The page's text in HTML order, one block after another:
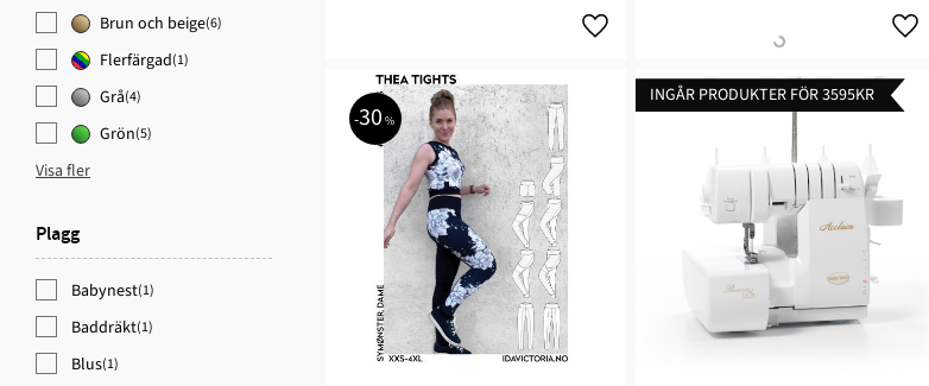
Brun och beige(6)
Flerfärgad(1)
Grå(4)
Grön(5)
Visa fler
Plagg
Babynest(1)
Baddräkt(1)
Blus(1)
30 %
INGÅR PRODUKTER FÖR 3595KR